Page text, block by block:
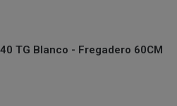
TG Blanco - Fregadero 60CM